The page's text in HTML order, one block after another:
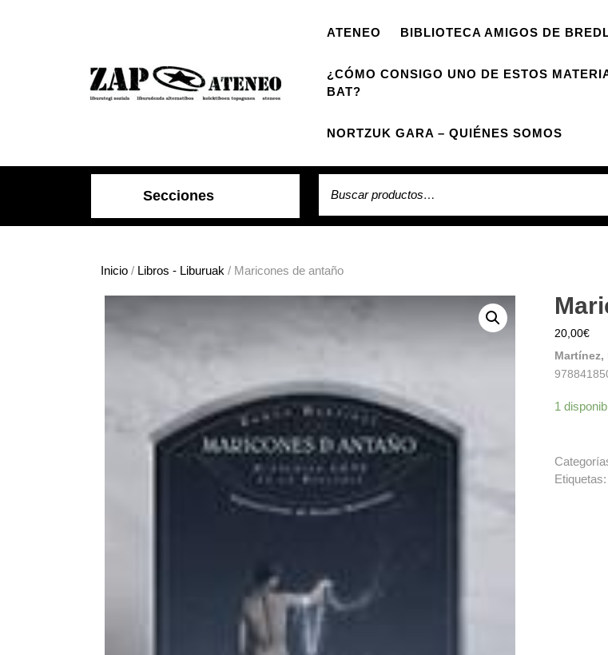
ATENEO BIBLIOTECA AMIGOS DE
¿CÓMO CONSIGO UNO DE ESTOS
BAT?
NORTZUK GARA – QUIÉNES SOMOS
Secciones
Inicio / Libros - Liburuak / Maricones de antaño
20,00€
Martínez,
1
Etiquetas: